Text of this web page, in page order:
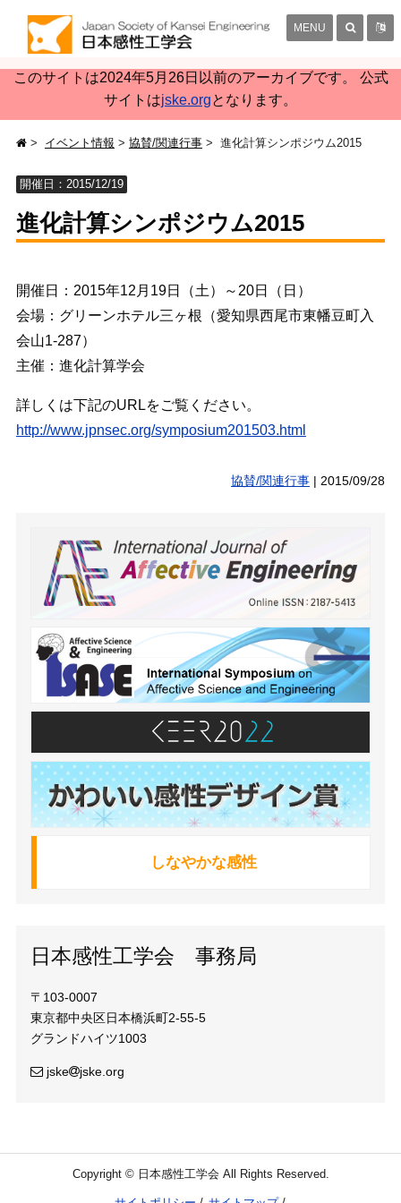
このサイトは2024年5月26日以前のアーカイブです。 公式
サイトはjske.orgとなります。
MENU
イベント情報 協賛/関連行事 進化計算シンポジウム2015
開催日：2015/12/19
進化計算シンポジウム2015
開催日：2015年12月19日（土）～20日（日）
会場：グリーンホテル三ヶ根（愛知県西尾市東幡豆町入
会山1-287）
主催：進化計算学会
詳しくは下記のURLをご覧ください。
http://www.jpnsec.org/symposium201503.html
協賛/関連行事 |2015/09/28
しなやかな感性
日本感性工学会 事務局
〒103-0007
東京都中央区日本橋浜町2-55-5
グランドハイツ1003
jske jske.org
Copyright © 日本感性工学会 All Rights Reserved.